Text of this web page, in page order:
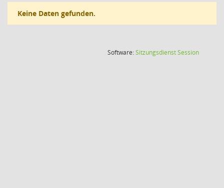
Keine Daten gefunden.
Software:SitzungsdienstSession(Wird in